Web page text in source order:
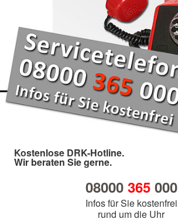
Kostenlose DRK-Hotline.
Wir beraten Sie gerne.
08000 365000
Infos für Sie kostenfrei
rund um die Uhr